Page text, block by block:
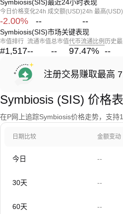
Symbiosis(SIS)最近24小时表现
今日价格变化
-2.00%
24h 成交额(USD)
--
24h 最高(USD)
--
Symbiosis(SIS)市场关键表现
市值排行
#1,517
流通市值
--
总市值
--
代币流通比例
97.47%
历史
--
注册交易赚取最高
Symbiosis (SIS) 价格
在P网上追踪Symbiosis价格走势，支
日期比较 金额变动
今日 --
30天 --
60天 --